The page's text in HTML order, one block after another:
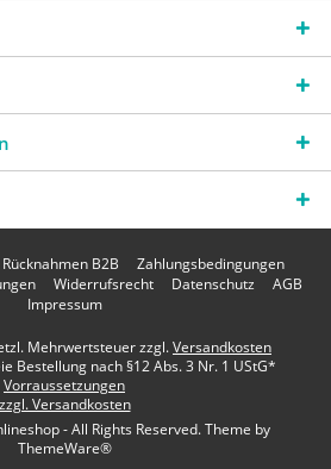
Rücknahmen B2B
Zahlungsbedingungen
Widerrufsrecht Datenschutz
AGB
Impressum
Mehrwertsteuer zzgl.Versandkosten
Bestellung nach §12 Abs. 3 Nr. 1 UStG*
Vorraussetzungen
zzgl. Versandkosten
- All Rights Reserved. Theme by
ThemeWare®